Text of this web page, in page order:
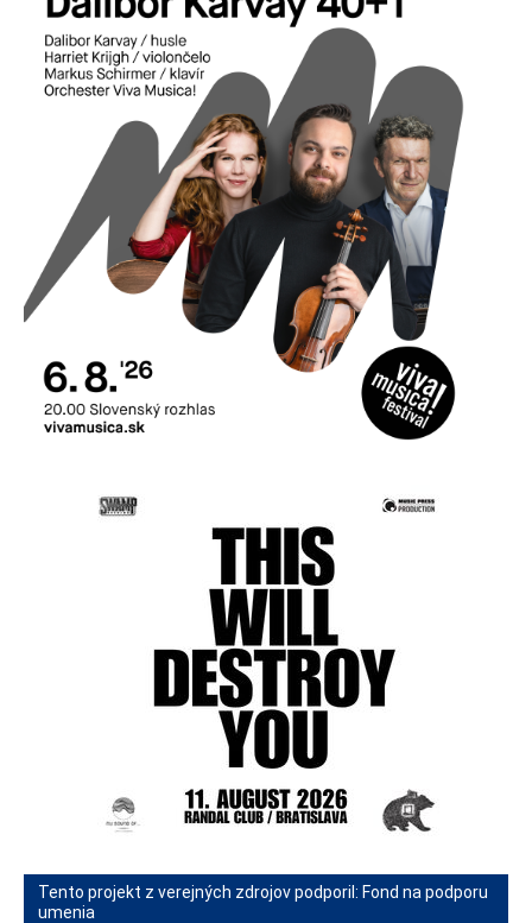
Tento projekt z verejných zdrojov podporil: Fond na podporu
umenia